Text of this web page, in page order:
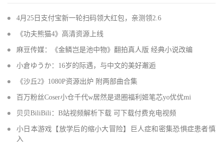
4月25日支付宝新一轮扫码领大红包，亲测领2.6
《功夫熊猫4》高清资源上线
麻豆传媒：《金鳞岂是池中物》翻拍真人版 经典小说改编
小倉ゆうか：16岁的际遇，与中文的美好邂逅
《沙丘2》1080P资源出炉 附两部曲合集
百万粉丝Coser小仓千代w居然是退圈福利姬笔芯yo优优mi
贝贝BiliBili：B站视频解析下载 可下载付费充电视频
小日本游戏【放学后的缩小大冒险】巨人症和密集恐惧症患者慎
入